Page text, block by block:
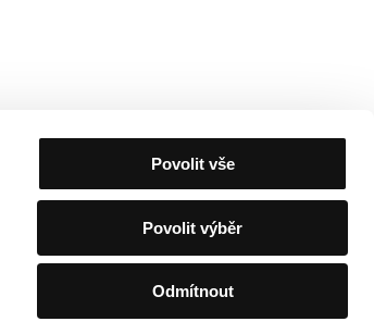
Povolit vše
Povolit výběr
Odmítnout